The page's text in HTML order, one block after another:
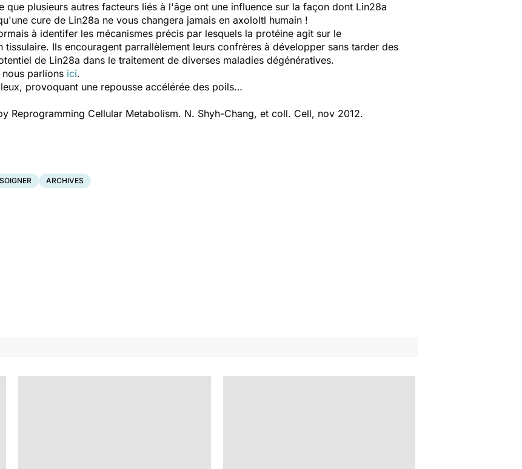
que plusieurs autres facteurs liés à l'âge ont une influence sur la façon dont Lin28a
cure de Lin28a ne vous changera jamais en axololtl humain !
à identifer les mécanismes précis par lesquels la protéine agit sur le
Ils encouragent parrallèlement leurs confrères à développer sans tarder des
de Lin28a dans le traitement de diverses maladies dégénératives.
parlions ici.
provoquant une repousse accélérée des poils…
Reprogramming Cellular Metabolism. N. Shyh-Chang, et coll. Cell, nov 2012.
ARCHIVES